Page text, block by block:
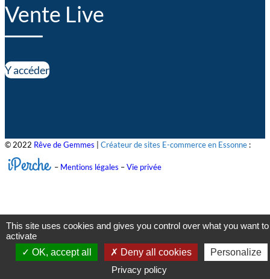
Vente Live
Y accéder
© 2022 Rêve de Gemmes Créateur de sites E-commerce en Essonne :
iPerche – Mentions légales –Vie privée
This site uses cookies and gives you control over what you want to
activate
OK, accept all
Deny all cookies
Personalize
Privacy policy